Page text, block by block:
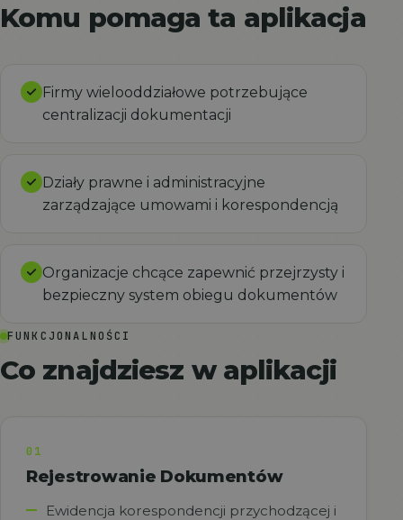
Komu pomaga ta aplikacja
Firmy wielooddziałowe potrzebujące
centralizacji dokumentacji
Działy prawne i administracyjne
zarządzające umowami i korespondencją
Organizacje chcące zapewnić przejrzysty i
bezpieczny system obiegu dokumentów
FUNKCJONALNOŚCI
Co znajdziesz w aplikacji
01
Rejestrowanie Dokumentów
Ewidencja korespondencji przychodzącej i